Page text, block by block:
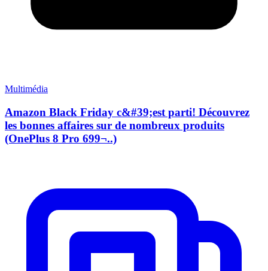
Multimédia
Amazon Black Friday c&#39;est parti! Découvrez
les bonnes affaires sur de nombreux produits
(OnePlus 8 Pro 699¬..)